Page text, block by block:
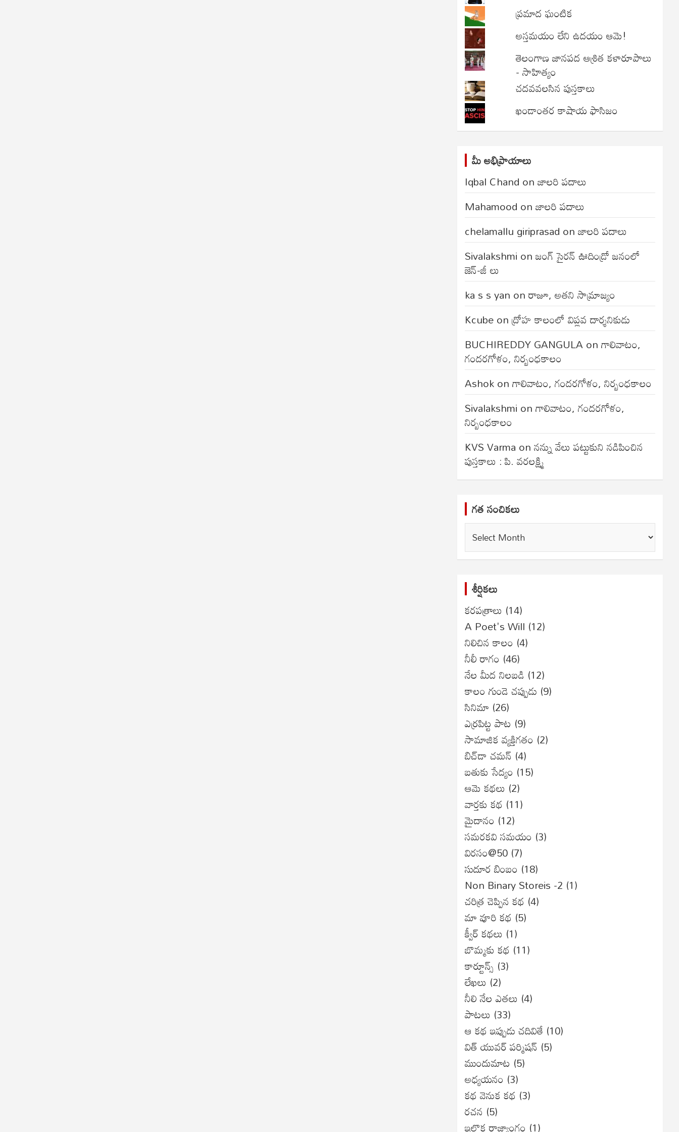
ప్రమాద ఘంటిక
అస్తమయం లేని ఉదయం ఆమె!
తెలంగాణ జానపద ఆశ్రిత కళారూపాలు
- సాహిత్యం
చదవవలసిన పుస్తకాలు
ఖండాంతర కాషాయ ఫాసిజం
మీ అభిప్రాయాలు
Iqbal Chand onజాలరి పదాలు
Mahamood onజాలరి పదాలు
chelamallu giriprasad onజాలరి పదాలు
Sivalakshmi onజంగ్‌ సైరన్‌ ఊదిండ్రో జనంలో
జెన్-జీ లు
ka s s yan onరాజూ, అతని సామ్రాజ్యం
Kcubeonద్రోహ కాలంలో విప్లవ దార్శనికుడు
BUCHIREDDY GANGULA onగాలివాటం,
గందరగోళం, నిర్బంధకాలం
Ashokonగాలివాటం, గందరగోళం, నిర్బంధకాలం
Sivalakshmi onగాలివాటం, గందరగోళం,
నిర్బంధకాలం
KVS Varma onనన్ను వేలు పట్టుకుని నడిపించిన
పుస్తకాలు : పి. వరలక్ష్మి
గత సంచికలు
గత
సంచికలు
శీర్షికలు
కరపత్రాలు (14)
A Poet's Will (12)
నిలిచిన కాలం (4)
నీలీ రాగం (46)
నేల మీద నిలబడి (12)
కాలం గుండె చప్పుడు (9)
సినిమా (26)
ఎర్రపిట్ట పాట (9)
సామాజిక వ్యక్తిగతం (2)
బిచ్‌డా చమన్ (4)
బతుకు సేద్యం (15)
ఆమె కథలు (2)
వార్తకు కథ (11)
మైదానం (12)
సమరకవి సమయం (3)
విరసం@50 (7)
సుదూర బింబం (18)
Non Binary Storeis -2 (1)
చరిత్ర చెప్పిన కథ (4)
మా వూరి కథ (5)
క్వీర్ కథలు (1)
బొమ్మకు కథ (11)
కార్టూన్స్ (3)
లేఖలు (2)
నీలి నేల ఎతలు (4)
పాటలు (33)
ఆ కథ ఇప్పుడు చదివితే (10)
విత్ యువర్ పర్మిషన్ (5)
ముందుమాట (5)
అధ్యయనం (3)
కథ వెనుక కథ (3)
రచన (5)
ఇల్లొక రాజ్యాంగం (1)